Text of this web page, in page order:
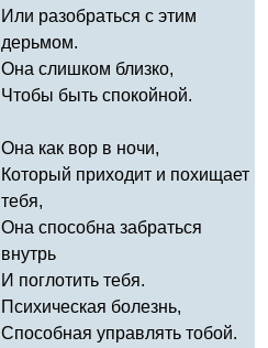
Или разобраться с этим
дерьмом.
Она слишком близко,
Чтобы быть спокойной.
Она как вор в ночи,
Который приходит и похищает
тебя,
Она способна забраться
внутрь
И поглотить тебя.
Психическая болезнь,
Способная управлять тобой.